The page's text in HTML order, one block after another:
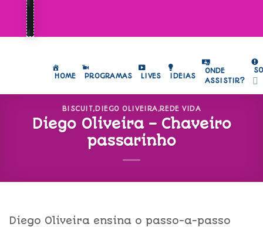
HOME PROGRAMAS LIVES IDEIAS
ONDE
ASSISTIR?
BISCUIT,DIEGO OLIVEIRA,REDE VIDA
Diego Oliveira – Chaveiro
passarinho
Diego Oliveira ensina o passo-a-passo